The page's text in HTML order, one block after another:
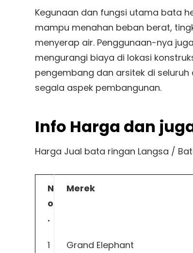
Kegunaan dan fungsi utama bata
mampu menahan beban berat,
menyerap air. Penggunaan-nya
mengurangi biaya di lokasi
pengembang dan arsitek di
segala aspek pembangunan.
Info Harga dan
Harga Jual bata ringan Langsa /
N
o
.
Merek
1
Grand Elephant